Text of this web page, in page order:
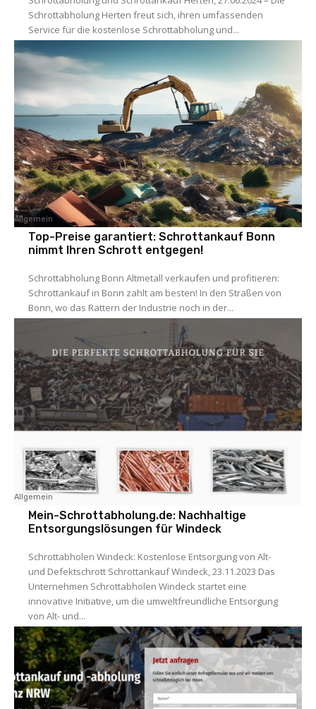
Schrottabholung Herten freut sich, ihren umfassenden
Service für die kostenlose Schrottabholung und...
Allgemein
Top-Preise garantiert: Schrottankauf Bonn
nimmt Ihren Schrott entgegen!
Schrottabholung Bonn Altmetall verkaufen und profitieren:
Schrottankauf in Bonn zahlt am besten! In den Straßen von
Bonn, wo das Rattern der Industrie noch in der...
Allgemein
Mein-Schrottabholung.de: Nachhaltige
Entsorgungslösungen für Windeck
Schrottabholen Windeck: Kostenlose Entsorgung von Alt-
und Defektschrott Schrottankauf Windeck, 23.11.2023 Das
Unternehmen Schrottabholen Windeck startet eine
innovative Initiative, um die umweltfreundliche Entsorgung
von Alt- und...